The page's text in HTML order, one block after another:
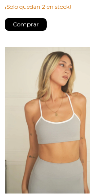
¡Solo quedan 2 en stock!
Comprar